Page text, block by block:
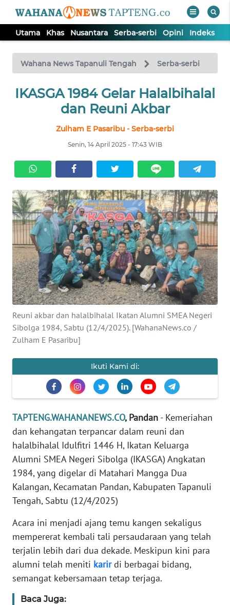
Utama Khas Nusantara Serba-serbi Opini Indeks
Wahana News Tapanuli Tengah Serba-serbi
IKASGA 1984 Gelar Halalbihalal
dan Reuni Akbar
Zulham E Pasaribu - Serba-serbi
Senin, 14 April 2025 - 17:43 WIB
Reuni akbar dan halalbihalal Ikatan Alumni SMEA Negeri
Sibolga 1984, Sabtu (12/4/2025). [WahanaNews.co /
Zulham E Pasaribu]
Ikuti Kami di:
TAPTENG.WAHANANEWS.CO, Pandan - Kemeriahan
dan kehangatan terpancar dalam reuni dan
halalbihalal Idulfitri 1446 H, Ikatan Keluarga
Alumni SMEA Negeri Sibolga (IKASGA) Angkatan
1984, yang digelar di Matahari Mangga Dua
Kalangan, Kecamatan Pandan, Kabupaten Tapanuli
Tengah, Sabtu (12/4/2025)
Acara ini menjadi ajang temu kangen sekaligus
mempererat kembali tali persaudaraan yang telah
terjalin lebih dari dua dekade. Meskipun kini para
alumni telah meniti karirdi berbagai bidang,
semangat kebersamaan tetap terjaga.
Baca Juga:
TV
Tutup
UTAMA
SERBA-
SERBI
OPINI
Informasi
INDEKS
BERITA
KONTAK
KAMI
INFO
PEDOMAN
MEDIA
SIBER
REDAKSI
KARIR
DISCLAIMER
Wahana
News
Regional
WN